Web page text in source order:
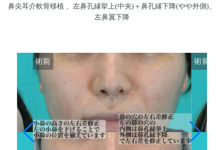
鼻尖耳介軟骨移植 、左鼻孔縁挙上(中央)＋鼻孔縁下降(やや外側)、
左鼻翼下降
術前 術前